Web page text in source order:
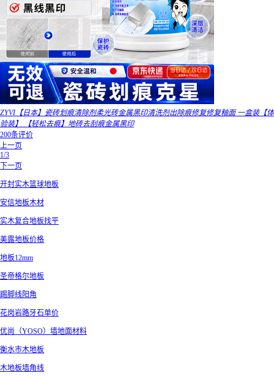
ZYVI【日本】瓷砖划痕清除剂柔光砖金属黑印清洗剂出除痕修复修复釉面 一盒装【体
验装】 【轻松去痕】地砖去刮痕金属黑印
200条评价
上一页
1/3
下一页
开封实木篮球地板
安信地板木材
实木复合地板找平
美露地板价格
地板12mm
圣帝格尔地板
踢脚线阳角
花岗岩路牙石单价
优尚（YOSO）墙地面材料
衡水市木地板
木地板墙角线